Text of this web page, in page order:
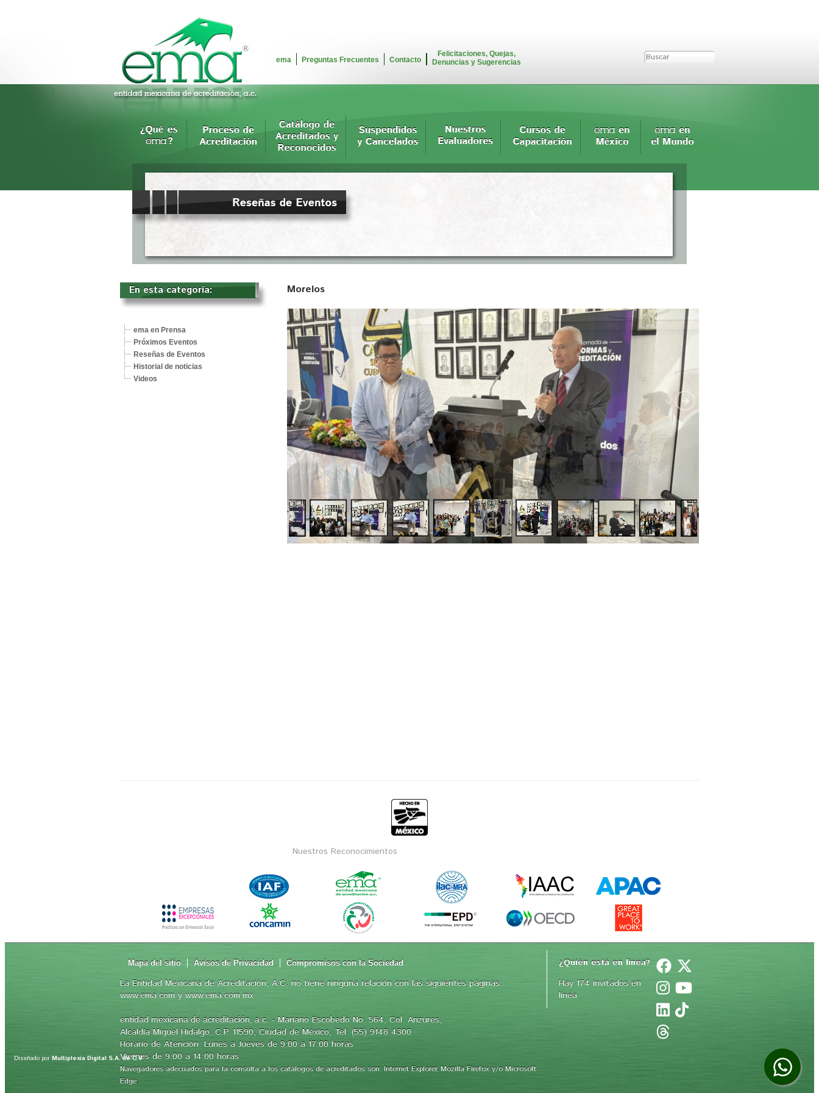
ema Preguntas Frecuentes Contacto
Felicitaciones, Quejas,
Denuncias y Sugerencias
Morelos
En esta categoría:
ema en Prensa
Próximos Eventos
Reseñas de Eventos
Historial de noticias
Videos
Nuestros Reconocimientos
Mapa del sitio Avisos de Privacidad Compromisos con la Sociedad
La Entidad Mexicana de Acreditación, A.C. no tiene ninguna relación con las siguientes páginas:
www.ema.com y www.ema.com.mx
entidad mexicana de acreditación, a.c. - Mariano Escobedo No. 564, Col. Anzures,
Alcaldía Miguel Hidalgo, C.P. 11590, Ciudad de México, Tel: (55) 9148 4300
Horario de Atención: Lunes a Jueves de 9:00 a 17:00 horas
Viernes de 9:00 a 14:00 horas
Navegadores adecuados para la consulta a los catálogos de acreditados son: Internet Explorer, Mozilla Firefox y/o Microsoft
Edge.
¿Quién está en línea?
Hay 174 invitados en
línea
Diseñado por Multiplexia Digital S.A. de C.V